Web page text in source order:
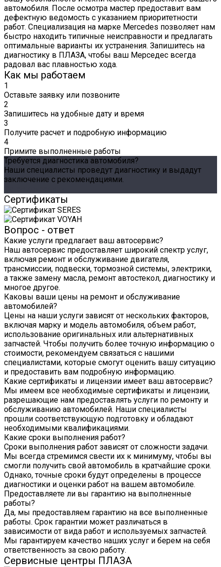
автомобиля. После осмотра мастер предоставит вам
дефектную ведомость с указанием приоритетности
работ. Специализация на марке Mercedes позволяет нам
быстро находить типичные неисправности и предлагать
оптимальные варианты их устранения. Запишитесь на
диагностику в ПЛАЗА, чтобы ваш Мерседес всегда
радовал вас плавностью хода.
Как мы работаем
1
Оставьте заявку или позвоните
2
Запишитесь на удобные дату и время
3
Получите расчет и подробную информацию
4
Примите выполненные работы
Требуется диагностика автомобиля?
Наши специалисты проведут диагностику и выдадут
заключение с рекомендациями.
Сертификаты
Вопрос - ответ
Какие услуги предлагает ваш автосервис?
Наш автосервис предоставляет широкий спектр услуг,
включая ремонт и обслуживание двигателя,
трансмиссии, подвески, тормозной системы, электрики,
а также замену масла, ремонт автостекол, диагностику и
многое другое.
Каковы ваши цены на ремонт и обслуживание
автомобилей?
Цены на наши услуги зависят от нескольких факторов,
включая марку и модель автомобиля, объем работ,
использование оригинальных или альтернативных
запчастей. Чтобы получить более точную информацию о
стоимости, рекомендуем связаться с нашими
специалистами, которые смогут оценить вашу ситуацию
и предоставить вам подробную информацию.
Какие сертификаты и лицензии имеет ваш автосервис?
Мы имеем все необходимые сертификаты и лицензии,
разрешающие нам предоставлять услуги по ремонту и
обслуживанию автомобилей. Наши специалисты
прошли соответствующую подготовку и обладают
необходимыми квалификациями.
Какие сроки выполнения работ?
Сроки выполнения работ зависят от сложности задачи.
Мы всегда стремимся свести их к минимуму, чтобы вы
смогли получить свой автомобиль в кратчайшие сроки.
Однако, точные сроки будут определены в процессе
диагностики и оценки работ на вашем автомобиле.
Предоставляете ли вы гарантию на выполненные
работы?
Да, мы предоставляем гарантию на все выполненные
работы. Срок гарантии может различаться в
зависимости от вида работ и используемых запчастей.
Мы гарантируем качество наших услуг и берем на себя
ответственность за свою работу.
Сервисные центры ПЛАЗА